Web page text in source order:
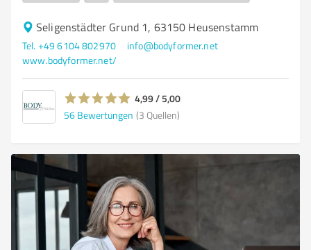
Seligenstädter Grund 1, 63150 Heusenstamm
Tel. +49 6104 802970
info@bodyformer.net
www.bodyformer.net/
4,99 / 5,00
56 Bewertungen (3 Quellen)